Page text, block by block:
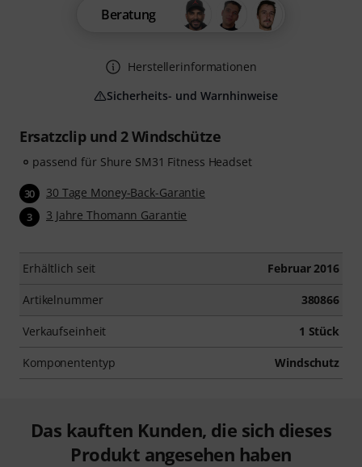
Ersatzclip und 2 Windschütze
passend für Shure SM31 Fitness Headset
30 30 Tage Money-Back-Garantie
3 3 Jahre Thomann Garantie
Erhältlich seit Februar 2016
Artikelnummer 380866
Verkaufseinheit 1 Stück
Komponententyp Windschutz
Beratung
Herstellerinformationen
Sicherheits- und Warnhinweise
Das kauften Kunden, die sich dieses
Produkt angesehen haben